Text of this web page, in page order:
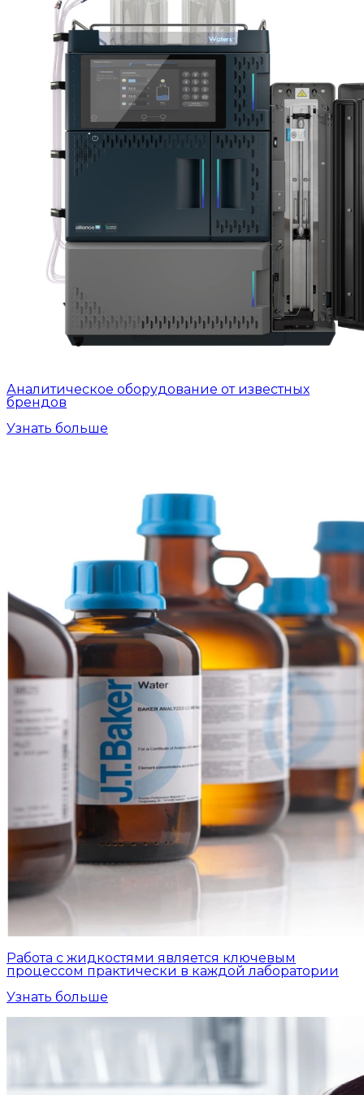
Аналитическое оборудование от известных
брендов
Узнать больше
Работа с жидкостями является ключевым
процессом практически в каждой лаборатории
Узнать больше